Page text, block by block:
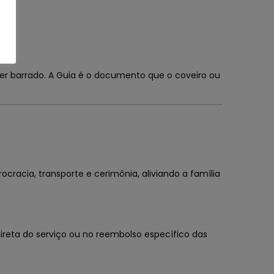
barrado. A Guia é o documento que o coveiro ou
transporte e cerimônia, aliviando a família
do serviço ou no reembolso específico das